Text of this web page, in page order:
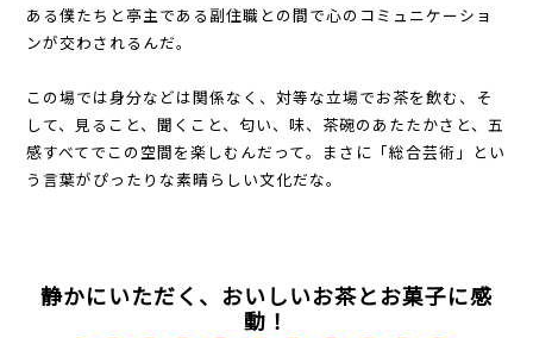
ある僕たちと亭主である副住職との間で心のコミュニケーショ
ンが交わされるんだ。
この場では身分などは関係なく、対等な立場でお茶を飲む、そ
して、見ること、聞くこと、匂い、味、茶碗のあたたかさと、五
感すべてでこの空間を楽しむんだって。まさに「総合芸術」とい
う言葉がぴったりな素晴らしい文化だな。
静かにいただく、おいしいお茶とお菓子に感
動！